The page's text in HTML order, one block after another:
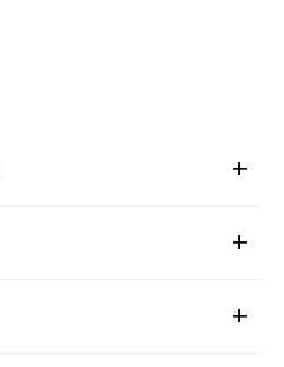
+
+
+